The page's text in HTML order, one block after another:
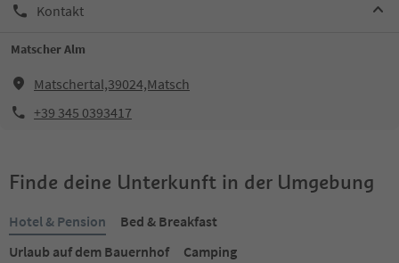
Kontakt
Matscher Alm
Matschertal,39024,Matsch
+39 345 0393417
Finde deine Unterkunft in der Umgebung
Hotel & Pension
Bed & Breakfast
Urlaub auf dem Bauernhof
Camping